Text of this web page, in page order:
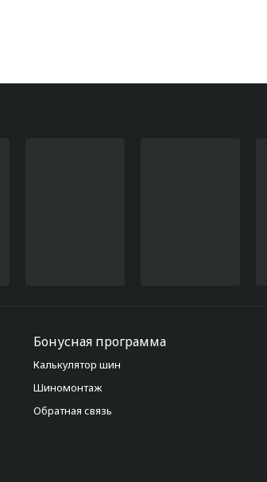
Бонусная программа
Калькулятор шин
Шиномонтаж
Обратная связь